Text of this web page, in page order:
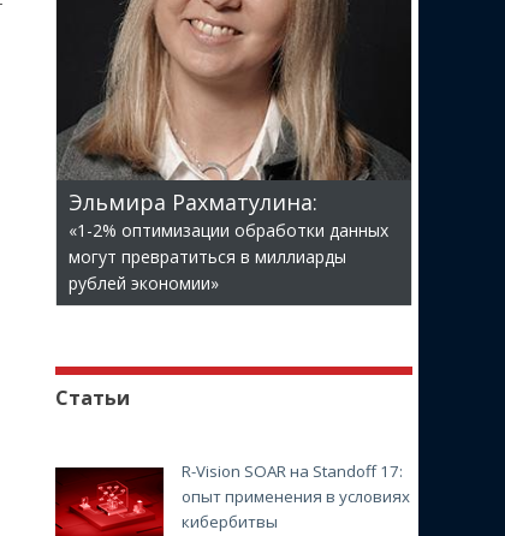
Эльмира Рахматулина:
«1-2% оптимизации обработки данных
могут превратиться в миллиарды
рублей экономии»
Статьи
R-Vision SOAR на Standoff 17:
опыт применения в условиях
кибербитвы